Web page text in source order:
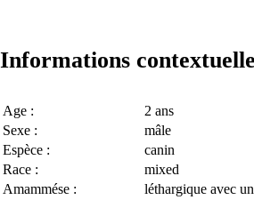
Informations
Age :
2 ans
Sexe :
mâle
Espèce :
canin
Race :
mixed
Amammése :
léthargique avec